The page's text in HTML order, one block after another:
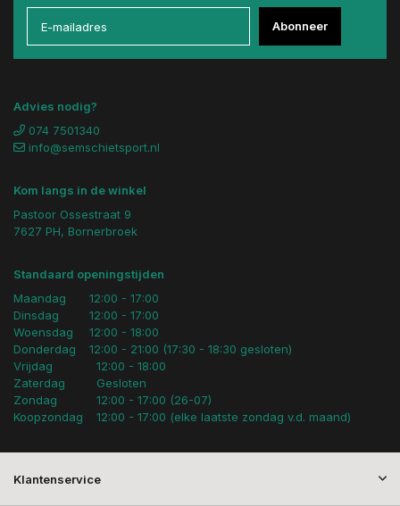
Abonneer
Advies nodig?
074 7501340
info@semschietsport.nl
Kom langs in de winkel
Pastoor Ossestraat 9
7627 PH, Bornerbroek
Standaard openingstijden
Maandag
Dinsdag
Woensdag
Donderdag
12:00 - 17:00
12:00 - 17:00
12:00 - 18:00
12:00 - 21:00 (17:30 - 18:30 gesloten)
Vrijdag
Zaterdag
Zondag
Koopzondag
12:00 - 18:00
Gesloten
12:00 - 17:00 (26-07)
12:00 - 17:00 (elke laatste zondag v.d. maand)
Klantenservice